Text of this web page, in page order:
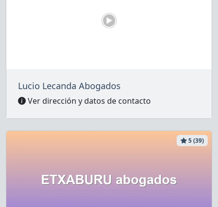
Lucio Lecanda Abogados
Ver dirección y datos de contacto
5 (39)